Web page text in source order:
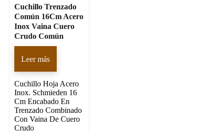
Cuchillo Trenzado
Común 16Cm Acero
Inox Vaina Cuero
Crudo Común
Leer más
Cuchillo Hoja Acero
Inox. Schmieden 16
Cm Encabado En
Trenzado Combinado
Con Vaina De Cuero
Crudo